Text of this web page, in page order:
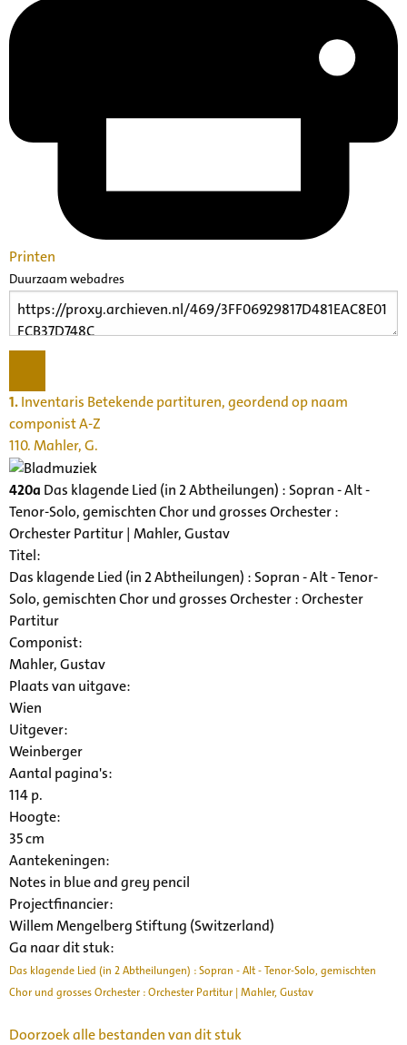
Printen
Duurzaam webadres
1.Inventaris Betekende partituren, geordend op naam
componist A-Z
110. Mahler, G.
420a Das klagende Lied (in 2 Abtheilungen) : Sopran - Alt -
Tenor-Solo, gemischten Chor und grosses Orchester :
Orchester Partitur | Mahler, Gustav
Titel:
Das klagende Lied (in 2 Abtheilungen) : Sopran - Alt - Tenor-
Solo, gemischten Chor und grosses Orchester : Orchester
Partitur
Componist:
Mahler, Gustav
Plaats van uitgave:
Wien
Uitgever:
Weinberger
Aantal pagina's:
114 p.
Hoogte:
35 cm
Aantekeningen:
Notes in blue and grey pencil
Projectfinancier:
Willem Mengelberg Stiftung (Switzerland)
Ga naar dit stuk:
Das klagende Lied (in 2 Abtheilungen) : Sopran - Alt - Tenor-Solo, gemischten
Chor und grosses Orchester : Orchester Partitur | Mahler, Gustav
Doorzoek alle bestanden van dit stuk